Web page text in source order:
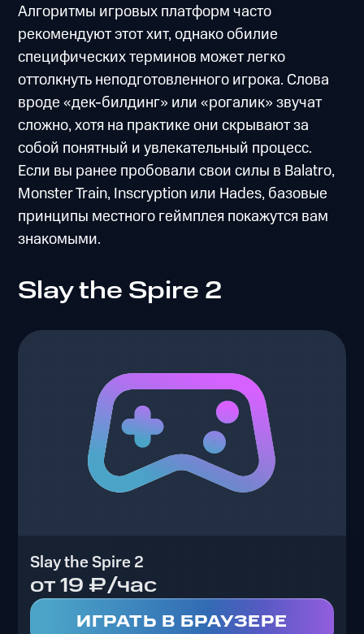
Алгоритмы игровых платформ часто
рекомендуют этот хит, однако обилие
специфических терминов может легко
оттолкнуть неподготовленного игрока. Слова
вроде «дек-билдинг» или «рогалик» звучат
сложно, хотя на практике они скрывают за
собой понятный и увлекательный процесс.
Если вы ранее пробовали свои силы в Balatro,
Monster Train, Inscryption или Hades, базовые
принципы местного геймплея покажутся вам
знакомыми.
Slay the Spire 2
Slay the Spire 2
от 19 ₽/час
ИГРАТЬ В БРАУЗЕРЕ